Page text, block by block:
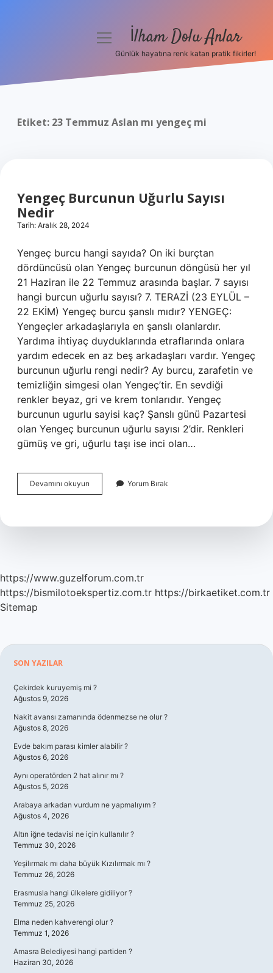
menüyü İlham Dolu Anlar
Günlük hayatına renk katan pratik fikirler!
Etiket: 23 Temmuz Aslan mı yengeç mi
Yengeç Burcunun Uğurlu Sayısı
Nedir
Tarih: Aralık 28, 2024
Yengeç burcu hangi sayıda? On iki burçtan
dördüncüsü olan Yengeç burcunun döngüsü her yıl
21 Haziran ile 22 Temmuz arasında başlar. 7 sayısı
hangi burcun uğurlu sayısı? 7. TERAZİ (23 EYLÜL –
22 EKİM) Yengeç burcu şanslı mıdır? YENGEÇ:
Yengeçler arkadaşlarıyla en şanslı olanlardır.
Yardıma ihtiyaç duyduklarında etraflarında onlara
yardım edecek en az beş arkadaşları vardır. Yengeç
burcunun uğurlu rengi nedir? Ay burcu, zarafetin ve
temizliğin simgesi olan Yengeç’tir. En sevdiği
renkler beyaz, gri ve krem ​​tonlarıdır. Yengeç
burcunun ugurlu sayisi kaç? Şanslı günü Pazartesi
olan Yengeç burcunun uğurlu sayısı 2’dir. Renkleri
gümüş ve gri, uğurlu taşı ise inci olan…
Devamını okuyun
Burcunun
Nedir
Yorum Bırak
https://www.guzelforum.com.tr
https://bismilotoekspertiz.com.tr https://birkaetiket.com.tr
Sitemap
Sidebar
SON YAZILAR
Çekirdek kuruyemiş mi ?
Ağustos 9, 2026
Nakit avansı zamanında ödenmezse ne olur ?
Ağustos 8, 2026
Evde bakım parası kimler alabilir ?
Ağustos 6, 2026
Aynı operatörden 2 hat alınır mı ?
Ağustos 5, 2026
Arabaya arkadan vurdum ne yapmalıyım ?
Ağustos 4, 2026
Altın iğne tedavisi ne için kullanılır ?
Temmuz 30, 2026
Yeşilırmak mı daha büyük Kızılırmak mı ?
Temmuz 26, 2026
Erasmusla hangi ülkelere gidiliyor ?
Temmuz 25, 2026
Elma neden kahverengi olur ?
Temmuz 1, 2026
Amasra Belediyesi hangi partiden ?
Haziran 30, 2026